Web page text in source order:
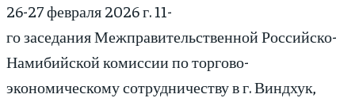
26-27 февраля 2026 г. 11-
го заседания Межправительственной Российско-
Намибийской комиссии по торгово-
экономическому сотрудничеству в г. Виндхук,